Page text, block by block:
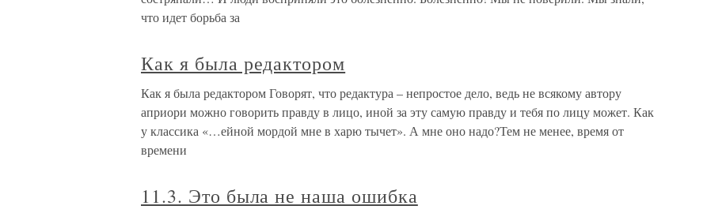
что идет борьба за
Как я была редактором
Как я была редактором Говорят, что редактура – непростое дело, ведь не всякому автору
априори можно говорить правду в лицо, иной за эту самую правду и тебя по лицу может. Как
у классика «…ейной мордой мне в харю тычет». А мне оно надо?Тем не менее, время от
времени
11.3. Это была не наша ошибка